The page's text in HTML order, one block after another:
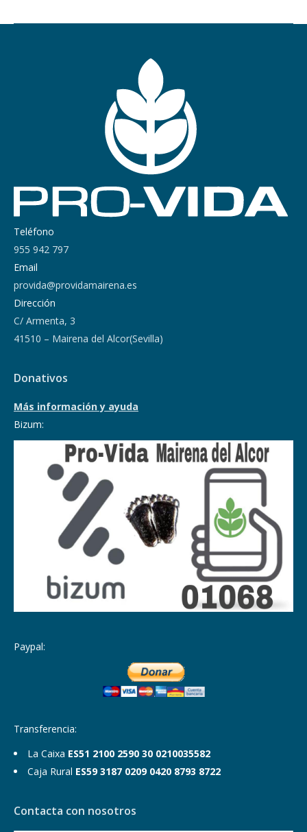
Teléfono
955 942 797
Email
provida@providamairena.es
Dirección
C/ Armenta, 3
41510 – Mairena del Alcor(Sevilla)
Donativos
Más información y ayuda
Bizum:
Paypal:
Transferencia:
La Caixa ES51 2100 2590 30 0210035582
Caja Rural ES59 3187 0209 0420 8793 8722
Contacta con nosotros